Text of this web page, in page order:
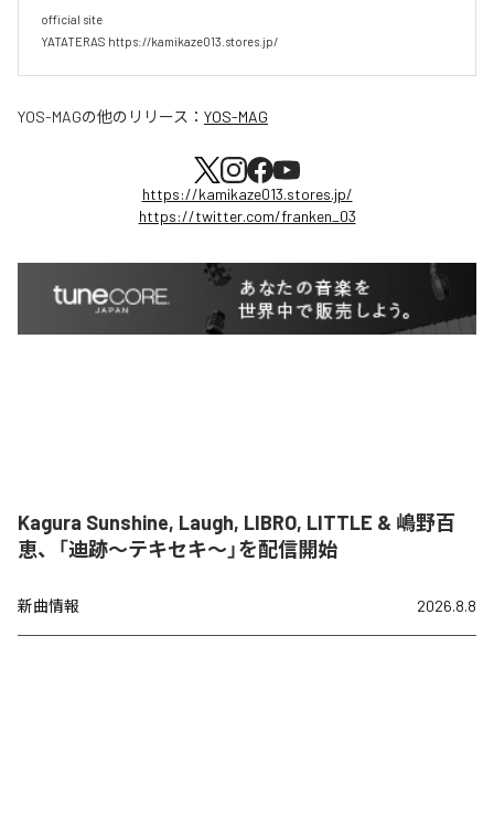
official site
YATATERAS https://kamikaze013.stores.jp/
YOS-MAGの他のリリース： YOS-MAG
https://kamikaze013.stores.jp/
https://twitter.com/franken_03
Kagura Sunshine, Laugh, LIBRO, LITTLE & 嶋野百
恵、「迪跡〜テキセキ〜」を配信開始
新曲情報 2026.8.8